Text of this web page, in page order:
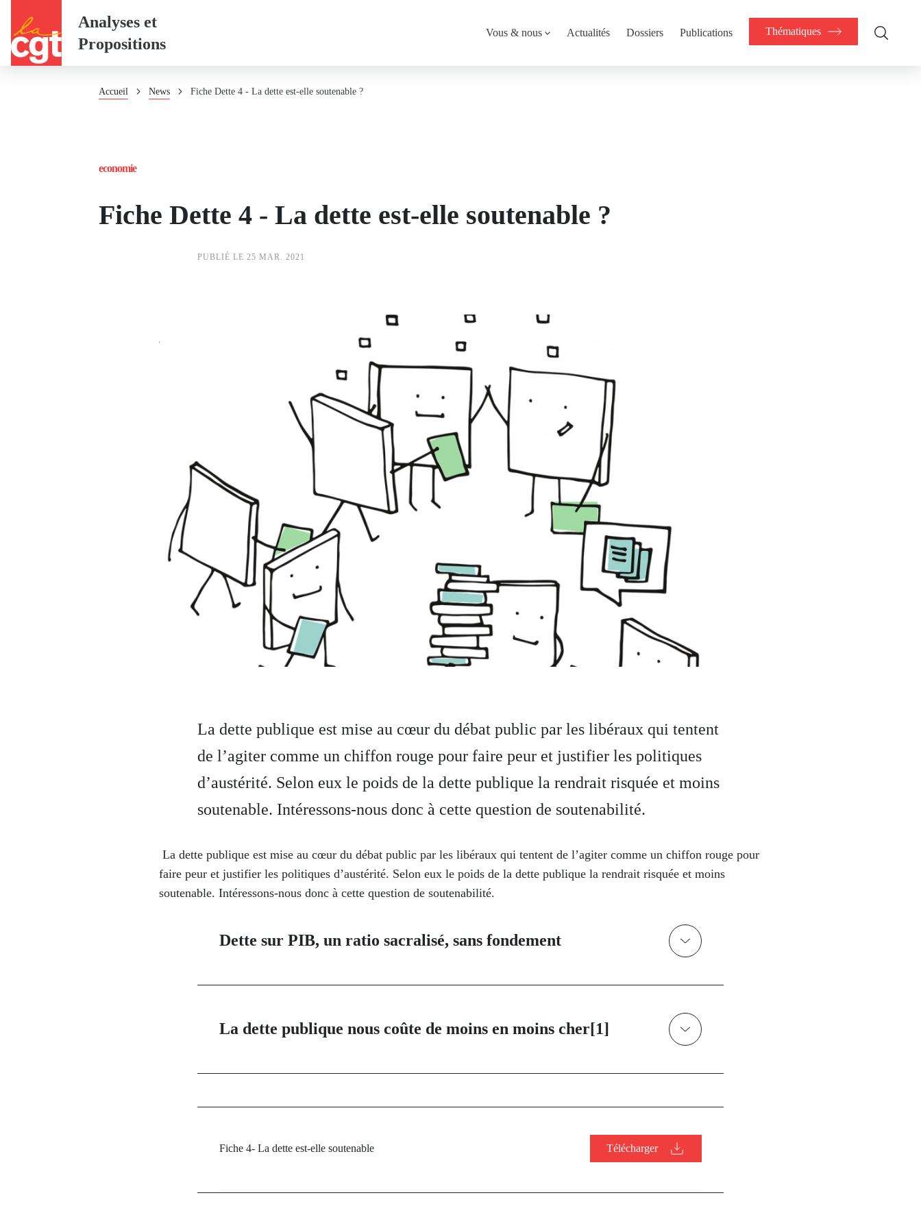
contenu
Analyses et
Propositions
Menu
principal
Vous & nous Actualités Dossiers Publications Thématiques
Accueil News Fiche Dette 4 - La dette est-elle soutenable ?
economie
Fiche Dette 4 - La dette est-elle soutenable ?
PUBLIÉ LE 25 MAR. 2021
La dette publique est mise au cœur du débat public par les libéraux qui tentent
de l’agiter comme un chiffon rouge pour faire peur et justifier les politiques
d’austérité. Selon eux le poids de la dette publique la rendrait risquée et moins
soutenable. Intéressons-nous donc à cette question de soutenabilité.
La dette publique est mise au cœur du débat public par les libéraux qui tentent de l’agiter comme un chiffon rouge pour
faire peur et justifier les politiques d’austérité. Selon eux le poids de la dette publique la rendrait risquée et moins
soutenable. Intéressons-nous donc à cette question de soutenabilité.
Dette sur PIB, un ratio sacralisé, sans fondement
La dette publique nous coûte de moins en moins cher[1]
Fiche 4- La dette est-elle soutenable Télécharger